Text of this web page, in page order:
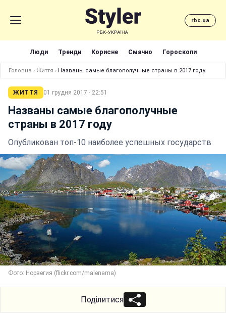
rbc.ua
Люди Тренди Корисне Смачно Гороскопи
Головна › Життя › Названы самые благополучные страны в 2017 году
ЖИТТЯ 01 грудня 2017 · 22:51
Названы самые благополучные
страны в 2017 году
Опубликован топ-10 наиболее успешных государств
Фото: Норвегия (flickr.com/malenama)
Поділитися